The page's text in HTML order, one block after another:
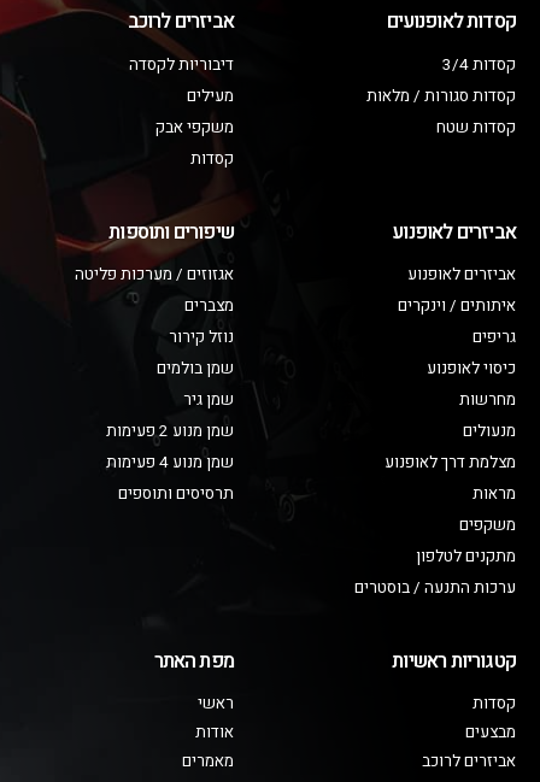
קסדות לאופנועים
קסדות 3/4
קסדות סגורות / מלאות
קסדות שטח
אביזרים לרוכב
דיבוריות לקסדה
מעילים
משקפי אבק
קסדות
אביזרים לאופנוע
אביזרים לאופנוע
איתותים / וינקרים
גריפים
כיסוי לאופנוע
מחרשות
מנעולים
מצלמת דרך לאופנוע
מראות
משקפים
מתקנים לטלפון
ערכות התנעה / בוסטרים
שיפורים ותוספות
אגזוזים / מערכות פליטה
מצברים
נוזל קירור
שמן בולמים
שמן גיר
שמן מנוע 2 פעימות
שמן מנוע 4 פעימות
תרסיסים ותוספים
קטגוריות ראשיות
קסדות
מבצעים
אביזרים לרוכב
מפת האתר
ראשי
אודות
מאמרים